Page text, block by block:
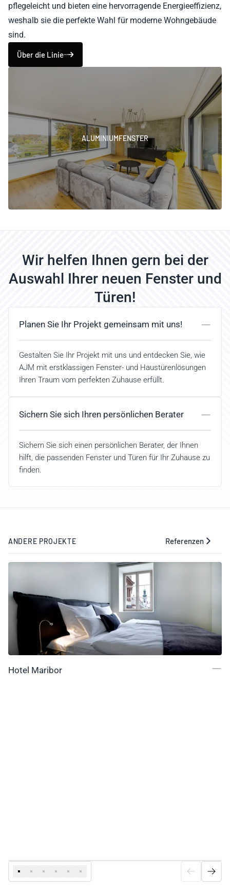
pflegeleicht und bieten eine hervorragende Energieeffizienz,
weshalb sie die perfekte Wahl für moderne Wohngebäude
sind.
Über die Linie
ALUMINIUMFENSTER
Wir helfen Ihnen gern bei der
Auswahl Ihrer neuen Fenster und
Türen!
Planen Sie Ihr Projekt gemeinsam mit uns!
Gestalten Sie Ihr Projekt mit uns und entdecken Sie, wie
AJM mit erstklassigen Fenster- und Haustürenlösungen
Ihren Traum vom perfekten Zuhause erfüllt.
Sichern Sie sich Ihren persönlichen Berater
Sichern Sie sich einen persönlichen Berater, der Ihnen
hilft, die passenden Fenster und Türen für Ihr Zuhause zu
finden.
ANDERE PROJEKTE Referenzen
Hotel Maribor